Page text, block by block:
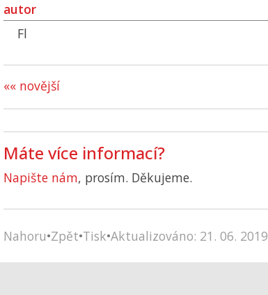
autor
Fl
«« novější
Máte více informací?
Napište nám, prosím. Děkujeme.
Nahoru•Zpět•Tisk•Aktualizováno: 21. 06. 2019